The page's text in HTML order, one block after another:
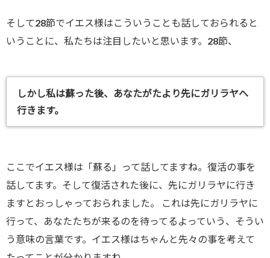
そして28節でイエス様はこういうことも話しておられると
いうことに、私たちは注目したいと思います。28節、
しかし私は蘇った後、あなたがたより先にガリラヤへ
行きます。
ここでイエス様は「蘇る」って話してますね。復活の事を
話してます。そして復活された後に、先にガリラヤに行き
ますとおっしゃっておられました。 これは先にガリラヤに
行って、あなたたちが来るのを待ってるよっていう、そうい
う意味の言葉です。イエス様はちゃんと先々の事を考えて